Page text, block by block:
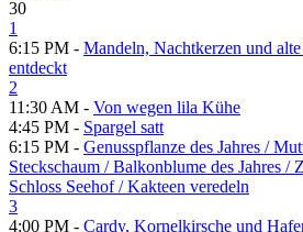
30
1
6:15 PM - Mandeln, Nachtkerzen und
entdeckt
2
11:30 AM - Von wegen lila Kühe
4:45 PM - Spargel satt
6:15 PM - Genusspflanze des Jahres /​
Steckschaum /​ Balkonblume des Jahres /​
Schloss Seehof /​ Kakteen veredeln
3
4:00 PM - Cardy, Kornelkirsche und